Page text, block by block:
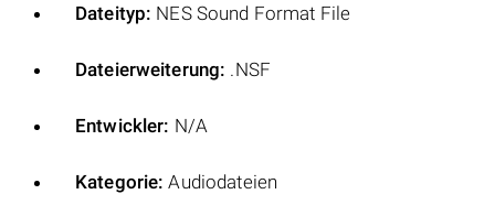
Dateityp: NES Sound Format File
Dateierweiterung: .NSF
Entwickler: N/A
Kategorie: Audiodateien